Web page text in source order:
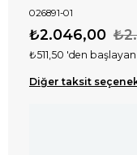
026891-01
₺2.046,00
₺511,50 'den
Diğer taksit